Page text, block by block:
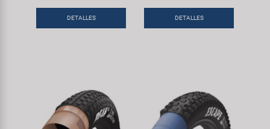
DETALLES DETALLES